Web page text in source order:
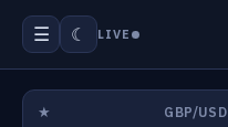
LIVE
☾
☰
GBP/USD
★